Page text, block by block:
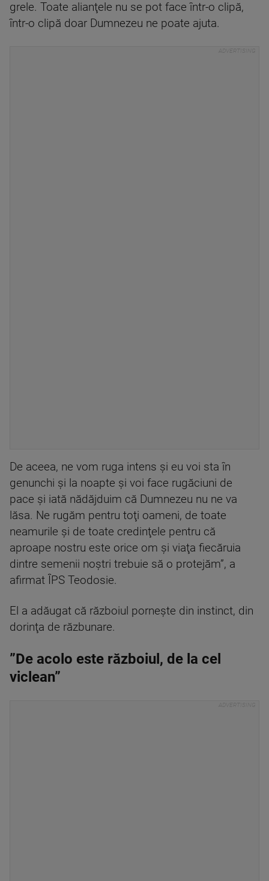
grele. Toate alianţele nu se pot face într-o clipă,
într-o clipă doar Dumnezeu ne poate ajuta.
De aceea, ne vom ruga intens şi eu voi sta în
genunchi şi la noapte şi voi face rugăciuni de
pace şi iată nădăjduim că Dumnezeu nu ne va
lăsa. Ne rugăm pentru toţi oameni, de toate
neamurile şi de toate credinţele pentru că
aproape nostru este orice om şi viaţa fiecăruia
dintre semenii noştri trebuie să o protejăm”, a
afirmat ÎPS Teodosie.
El a adăugat că războiul porneşte din instinct, din
dorinţa de răzbunare.
”De acolo este războiul, de la cel
viclean”